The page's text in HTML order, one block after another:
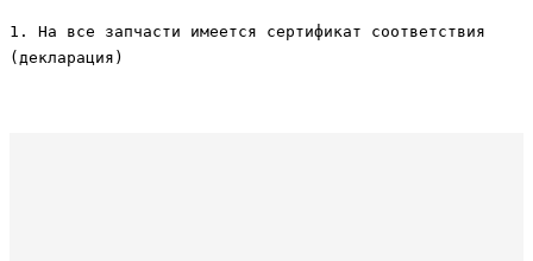
1. На все запчасти имеется сертификат соответствия
(декларация)